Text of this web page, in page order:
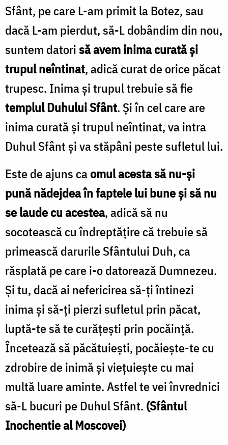
Sfânt, pe care L-am primit la Botez, sau
dacă L-am pierdut, să-L dobândim din nou,
suntem datorisă avem inima curată şi
trupul neîntinat, adică curat de orice păcat
trupesc. Inima şi trupul trebuie să fie
templul Duhului Sfânt. Şi în cel care are
inima curată şi trupul neîntinat, va intra
Duhul Sfânt şi va stăpâni peste sufletul lui.
Este de ajuns caomul acesta să nu-şi
pună nădejdea în faptele lui bune şi să nu
se laude cu acestea, adică să nu
socotească cu îndreptăţire că trebuie să
primească darurile Sfântului Duh, ca
răsplată pe care i-o datorează Dumnezeu.
Şi tu, dacă ai nefericirea să-ţi întinezi
inima şi să-ţi pierzi sufletul prin păcat,
luptă-te să te curăţeşti prin pocăinţă.
Încetează să păcătuieşti, pocăieşte-te cu
zdrobire de inimă şi vieţuieşte cu mai
multă luare aminte. Astfel te vei învrednici
să-L bucuri pe Duhul Sfânt. (Sfântul
Inochentie al Moscovei)